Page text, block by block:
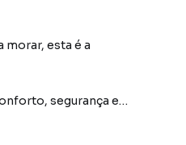
esta é a
segurança e